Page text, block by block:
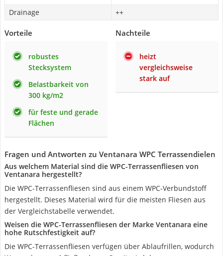
Drainage
++
Vorteile
robustes
Stecksystem
Belastbarkeit von
300 kg/m2
für feste und gerade
Flächen
Nachteile
heizt
vergleichsweise
stark auf
Fragen und Antworten zu Ventanara WPC Terrassendielen
Aus welchem Material sind die WPC-Terrassenfliesen von
Ventanara hergestellt?
Die WPC-Terrassenfliesen sind aus einem WPC-Verbundstoff
hergestellt. Dieses Material wird für die meisten Fliesen aus
der Vergleichstabelle verwendet.
Weisen die WPC-Terrassenfliesen der Marke Ventanara eine
hohe Rutschfestigkeit auf?
Die WPC-Terrassenfliesen verfügen über Ablaufrillen, wodurch